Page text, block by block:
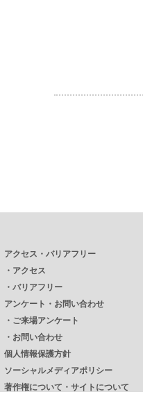
アクセス・バリアフリー
・ アクセス
・ バリアフリー
アンケート・お問い合わせ
・ ご来場アンケート
・ お問い合わせ
個人情報保護方針
ソーシャルメディアポリシー
著作権について・サイトについて